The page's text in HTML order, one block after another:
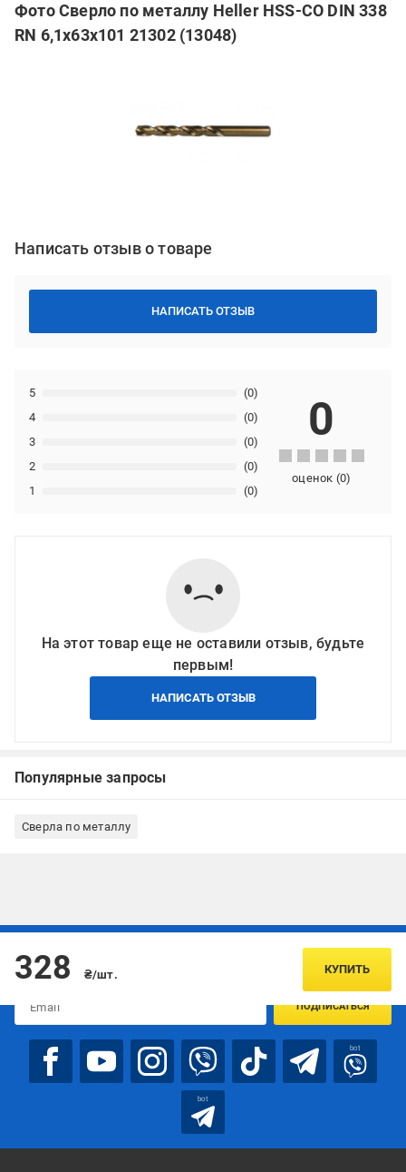
Фото Сверло по металлу Heller HSS-CO DIN 338
RN 6,1х63х101 21302 (13048)
Написать отзыв о товаре
НАПИСАТЬ ОТЗЫВ
1 (0)
2 (0)
3 (0)
4 (0)
5 (0)
0
оценок (0)
На этот товар еще не оставили отзыв, будьте
первым!
НАПИСАТЬ ОТЗЫВ
Популярные запросы
Сверла по металлу
328 ₴/шт. КУПИТЬ
Подписывайтесь, чтобы узнавать первым об акцияx и
ПОДПИСАТЬСЯ
bot
bot